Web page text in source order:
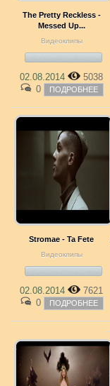
The Pretty Reckless -
Messed Up...
Видеоклипы
02.08.2014
5038
0
ПОДРОБНЕЕ
Stromae - Ta Fete
Видеоклипы
02.08.2014
7621
0
ПОДРОБНЕЕ